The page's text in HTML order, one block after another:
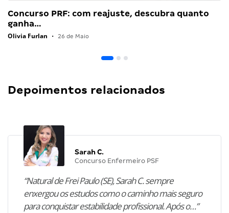
Concurso PRF: com reajuste, descubra quanto
ganha…
Olivia Furlan • 26 de Maio
Depoimentos relacionados
Sarah C.
Concurso Enfermeiro PSF
“Natural de Frei Paulo (SE), Sarah C. sempre
enxergou os estudos como o caminho mais seguro
para conquistar estabilidade profissional. Após o…”